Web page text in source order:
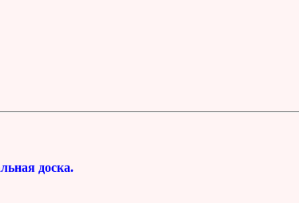
(посмертно).
доска.